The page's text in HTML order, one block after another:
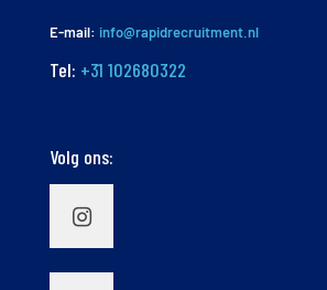
E-mail: info@rapidrecruitment.nl
Tel: +31 102680322
Volg ons: